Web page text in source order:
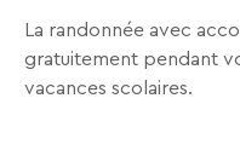
La randonnée avec
gratuitement pendant
vacances scolaires.
adresse
email
vous